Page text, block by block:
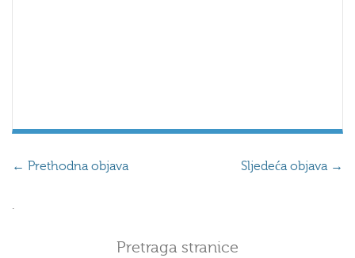
← Prethodna objava Sljedeća objava →
.
Pretraga stranice